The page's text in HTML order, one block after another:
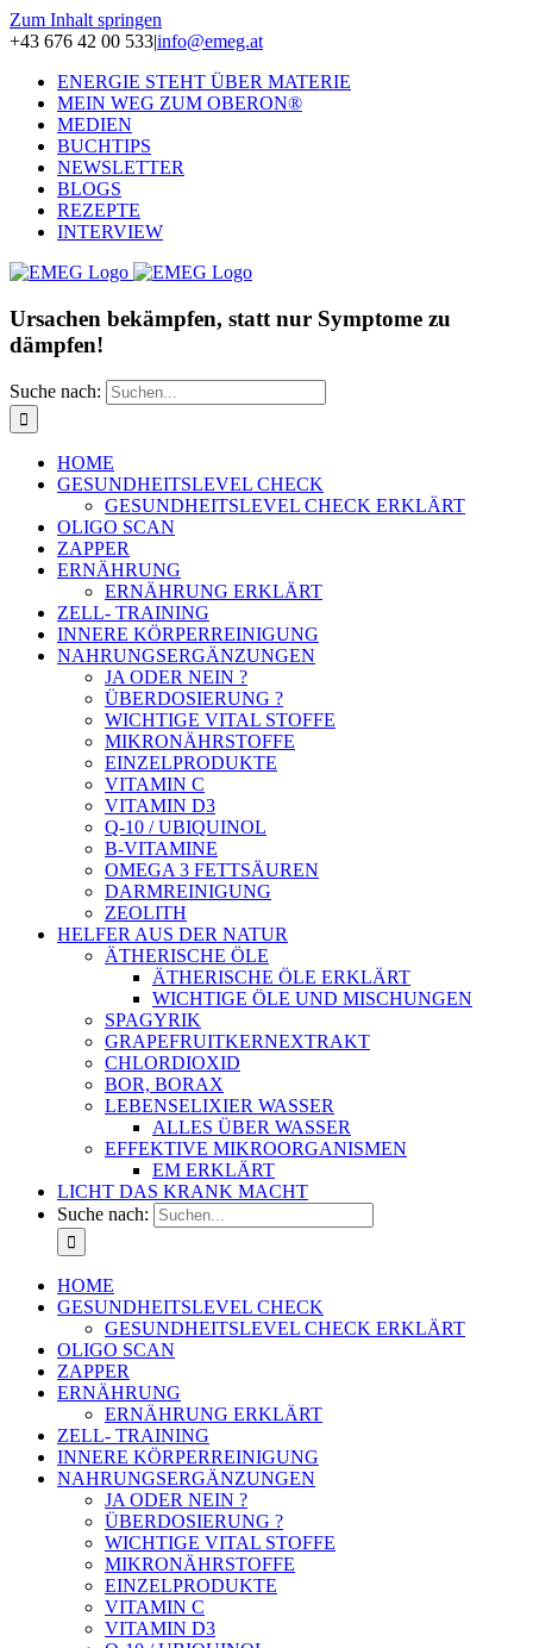
Zum Inhalt springen
+43 676 42 00 533|info@emeg.at
ENERGIE STEHT ÜBER MATERIE
MEIN WEG ZUM OBERON®
MEDIEN
BUCHTIPS
NEWSLETTER
BLOGS
REZEPTE
INTERVIEW
Ursachen bekämpfen, statt nur Symptome zu
dämpfen!
Suche nach:
HOME
GESUNDHEITSLEVEL CHECK
GESUNDHEITSLEVEL CHECK ERKLÄRT
OLIGO SCAN
ZAPPER
ERNÄHRUNG
ERNÄHRUNG ERKLÄRT
ZELL- TRAINING
INNERE KÖRPERREINIGUNG
NAHRUNGSERGÄNZUNGEN
JA ODER NEIN ?
ÜBERDOSIERUNG ?
WICHTIGE VITAL STOFFE
MIKRONÄHRSTOFFE
EINZELPRODUKTE
VITAMIN C
VITAMIN D3
Q-10 / UBIQUINOL
B-VITAMINE
OMEGA 3 FETTSÄUREN
DARMREINIGUNG
ZEOLITH
HELFER AUS DER NATUR
ÄTHERISCHE ÖLE
ÄTHERISCHE ÖLE ERKLÄRT
WICHTIGE ÖLE UND MISCHUNGEN
SPAGYRIK
GRAPEFRUITKERNEXTRAKT
CHLORDIOXID
BOR, BORAX
LEBENSELIXIER WASSER
ALLES ÜBER WASSER
EFFEKTIVE MIKROORGANISMEN
EM ERKLÄRT
LICHT DAS KRANK MACHT
Suche nach:
HOME
GESUNDHEITSLEVEL CHECK
GESUNDHEITSLEVEL CHECK ERKLÄRT
OLIGO SCAN
ZAPPER
ERNÄHRUNG
ERNÄHRUNG ERKLÄRT
ZELL- TRAINING
INNERE KÖRPERREINIGUNG
NAHRUNGSERGÄNZUNGEN
JA ODER NEIN ?
ÜBERDOSIERUNG ?
WICHTIGE VITAL STOFFE
MIKRONÄHRSTOFFE
EINZELPRODUKTE
VITAMIN C
VITAMIN D3